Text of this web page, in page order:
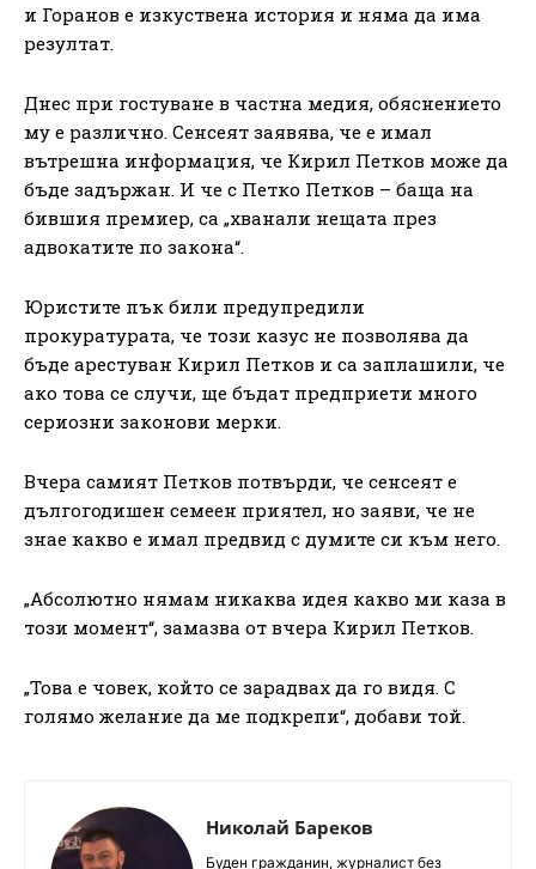
и Горанов е изкуствена история и няма да има
резултат.
Днес при гостуване в частна медия, обяснението
му е различно. Сенсеят заявява, че е имал
вътрешна информация, че Кирил Петков може да
бъде задържан. И че с Петко Петков – баща на
бившия премиер, са „хванали нещата през
адвокатите по закона“.
Юристите пък били предупредили
прокуратурата, че този казус не позволява да
бъде арестуван Кирил Петков и са заплашили, че
ако това се случи, ще бъдат предприети много
сериозни законови мерки.
Вчера самият Петков потвърди, че сенсеят е
дългогодишен семеен приятел, но заяви, че не
знае какво е имал предвид с думите си към него.
„Абсолютно нямам никаква идея какво ми каза в
този момент“, замазва от вчера Кирил Петков.
„Това е човек, който се зарадвах да го видя. С
голямо желание да ме подкрепи“, добави той.
Николай Бареков
Буден гражданин, журналист без